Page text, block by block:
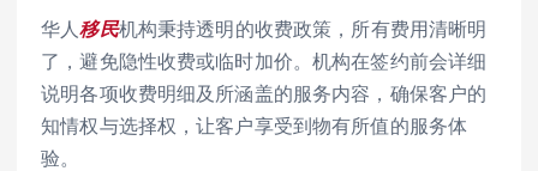
华人移民机构秉持透明的收费政策，所有费用清晰明
了，避免隐性收费或临时加价。机构在签约前会详细
说明各项收费明细及所涵盖的服务内容，确保客户的
知情权与选择权，让客户享受到物有所值的服务体
验。